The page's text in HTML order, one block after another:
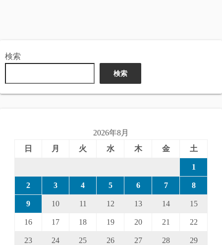
検索
検索
2026年8月
日
月 火 水 木 金 土
1
2 3 4 5 6 7 8
9 10 11 12 13 14 15
16 17 18 19 20 21 22
23 24 25 26 27 28 29